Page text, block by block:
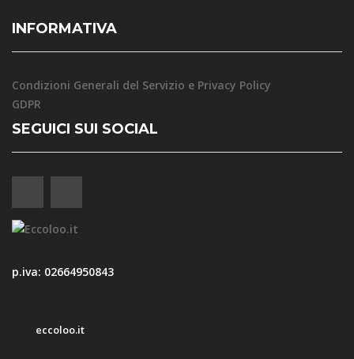
INFORMATIVA
Condizioni Generali del Servizio e Privacy Policy
GDPR
SEGUICI SUI SOCIAL
p.iva: 02664950843
eccoloo.it